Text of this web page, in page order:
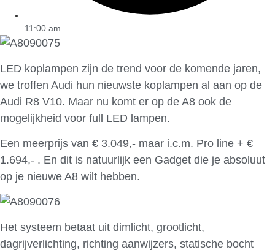
11:00 am
LED koplampen zijn de trend voor de komende jaren,
we troffen Audi hun nieuwste koplampen al aan op de
Audi R8 V10. Maar nu komt er op de A8 ook de
mogelijkheid voor full LED lampen.
Een meerprijs van € 3.049,- maar i.c.m. Pro line + €
1.694,- . En dit is natuurlijk een Gadget die je absoluut
op je nieuwe A8 wilt hebben.
Het systeem betaat uit dimlicht, grootlicht,
dagrijverlichting, richting aanwijzers, statische bocht